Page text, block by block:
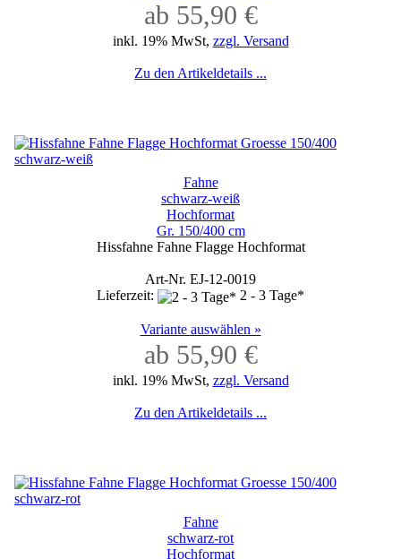
ab 55,90 €
inkl. 19% MwSt, zzgl. Versand
Zu den Artikeldetails ...
Fahne
schwarz-weiß
Hochformat
Gr. 150/400 cm
Hissfahne Fahne Flagge Hochformat
Art-Nr. EJ-12-0019
Lieferzeit:
2 - 3 Tage*
Variante auswählen »
ab 55,90 €
inkl. 19% MwSt, zzgl. Versand
Zu den Artikeldetails ...
Fahne
schwarz-rot
Hochformat